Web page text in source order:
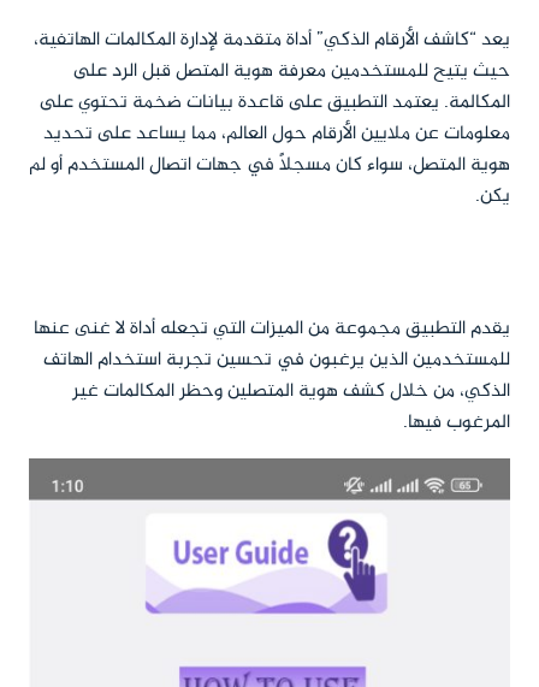
يعد “كاشف الأرقام الذكي” أداة متقدمة لإدارة المكالمات الهاتفية،
حيث يتيح للمستخدمين معرفة هوية المتصل قبل الرد على
المكالمة. يعتمد التطبيق على قاعدة بيانات ضخمة تحتوي على
معلومات عن ملايين الأرقام حول العالم، مما يساعد على تحديد
هوية المتصل، سواء كان مسجلًا في جهات اتصال المستخدم أو لم
يكن.
يقدم التطبيق مجموعة من الميزات التي تجعله أداة لا غنى عنها
للمستخدمين الذين يرغبون في تحسين تجربة استخدام الهاتف
الذكي، من خلال كشف هوية المتصلين وحظر المكالمات غير
المرغوب فيها.